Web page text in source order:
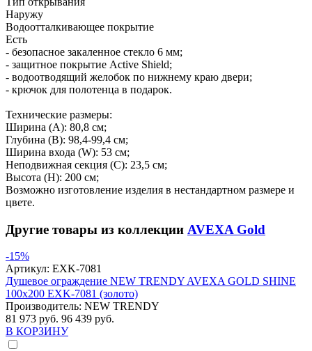
Наружу
Водоотталкивающее покрытие
Есть
- безопасное закаленное стекло 6 мм;
- защитное покрытие Active Shield;
- водоотводящий желобок по нижнему краю двери;
- крючок для полотенца в подарок.
Технические размеры:
Ширина (A): 80,8 см;
Глубина (B): 98,4-99,4 см;
Ширина входа (W): 53 см;
Неподвижная секция (С): 23,5 см;
Высота (H): 200 см;
Возможно изготовление изделия в нестандартном размере и
цвете.
Другие товары из коллекции AVEXA Gold
-15%
Артикул: EXK-7081
Душевое ограждение NEW TRENDY AVEXA GOLD SHINE
100x200 EXK-7081 (золото)
Производитель: NEW TRENDY
81 973 руб. 96 439 руб.
В КОРЗИНУ